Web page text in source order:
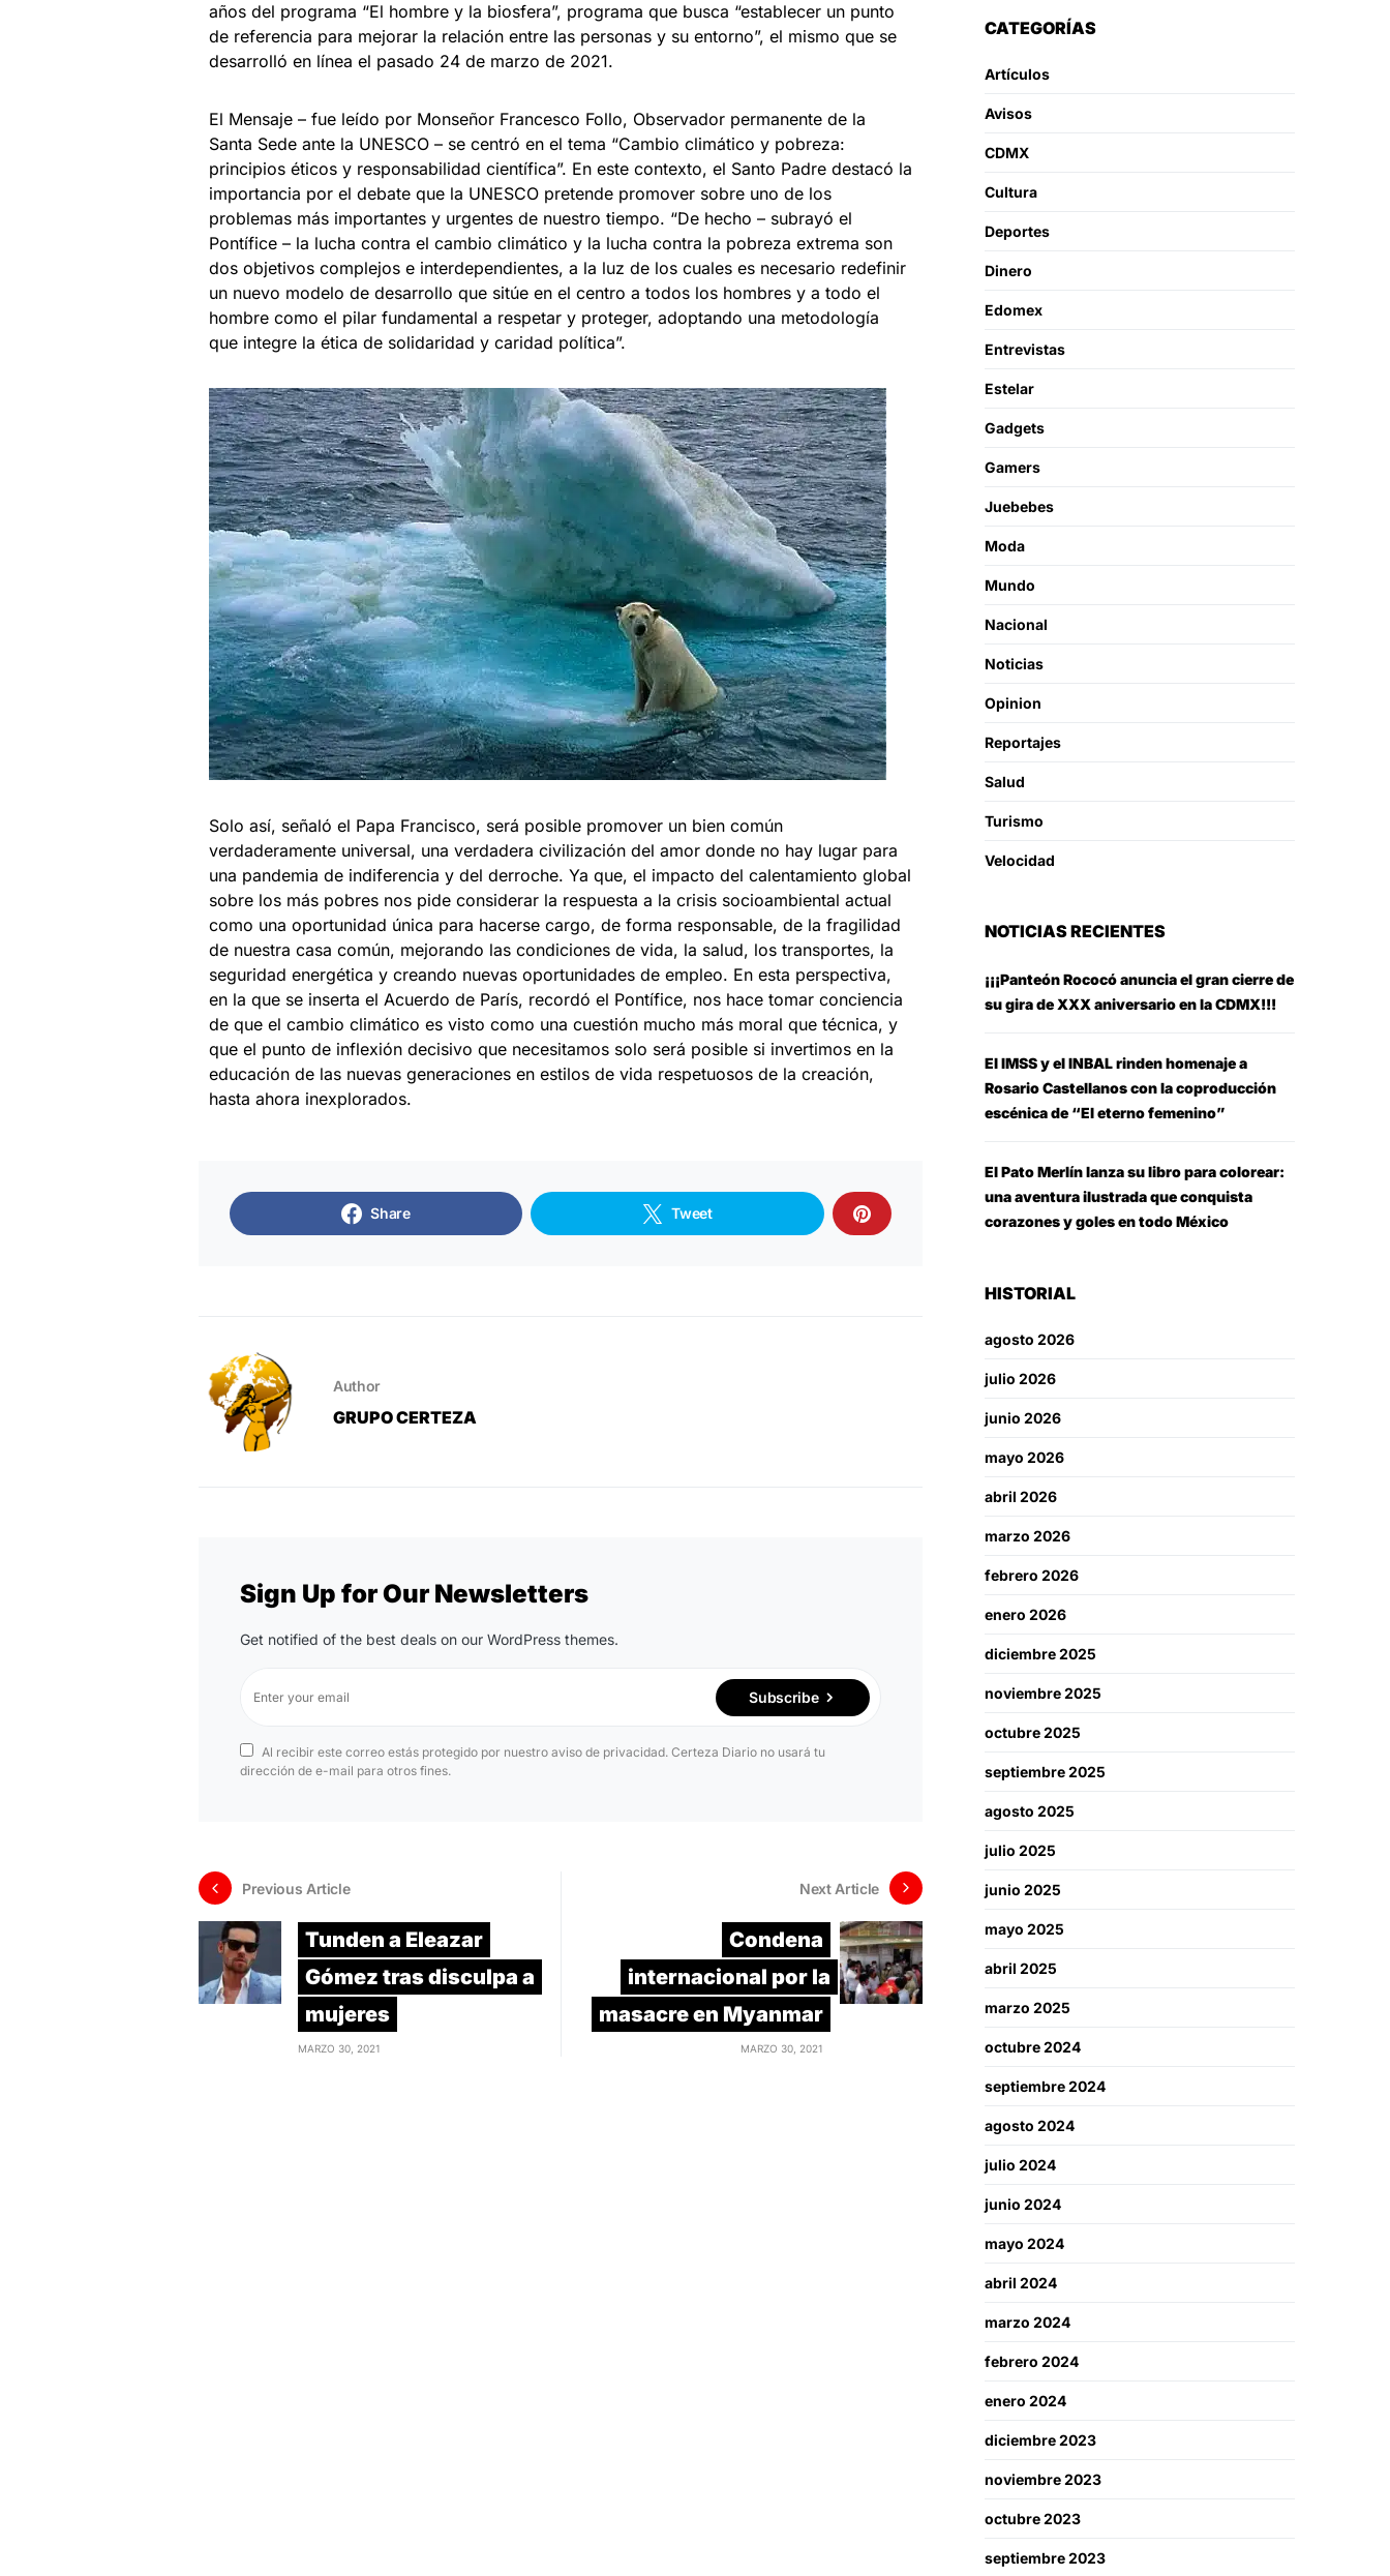
años del programa “El hombre y la biosfera”, programa que busca “establecer un punto
de referencia para mejorar la relación entre las personas y su entorno”, el mismo que se
desarrolló en línea el pasado 24 de marzo de 2021.
El Mensaje – fue leído por Monseñor Francesco Follo, Observador permanente de la
Santa Sede ante la UNESCO – se centró en el tema “Cambio climático y pobreza:
principios éticos y responsabilidad científica”. En este contexto, el Santo Padre destacó la
importancia por el debate que la UNESCO pretende promover sobre uno de los
problemas más importantes y urgentes de nuestro tiempo. “De hecho – subrayó el
Pontífice – la lucha contra el cambio climático y la lucha contra la pobreza extrema son
dos objetivos complejos e interdependientes, a la luz de los cuales es necesario redefinir
un nuevo modelo de desarrollo que sitúe en el centro a todos los hombres y a todo el
hombre como el pilar fundamental a respetar y proteger, adoptando una metodología
que integre la ética de solidaridad y caridad política”.
Solo así, señaló el Papa Francisco, será posible promover un bien común
verdaderamente universal, una verdadera civilización del amor donde no hay lugar para
una pandemia de indiferencia y del derroche. Ya que, el impacto del calentamiento global
sobre los más pobres nos pide considerar la respuesta a la crisis socioambiental actual
como una oportunidad única para hacerse cargo, de forma responsable, de la fragilidad
de nuestra casa común, mejorando las condiciones de vida, la salud, los transportes, la
seguridad energética y creando nuevas oportunidades de empleo. En esta perspectiva,
en la que se inserta el Acuerdo de París, recordó el Pontífice, nos hace tomar conciencia
de que el cambio climático es visto como una cuestión mucho más moral que técnica, y
que el punto de inflexión decisivo que necesitamos solo será posible si invertimos en la
educación de las nuevas generaciones en estilos de vida respetuosos de la creación,
hasta ahora inexplorados.
Share Tweet
Author
GRUPO CERTEZA
Sign Up for Our Newsletters
Get notified of the best deals on our WordPress themes.
Subscribe
Al recibir este correo estás protegido por nuestro aviso de privacidad. Certeza Diario no usará tu
dirección de e-mail para otros fines.
Previous Article
Tunden a Eleazar
Gómez tras disculpa a
mujeres
MARZO 30, 2021
Next Article
Condena
internacional por la
masacre en Myanmar
MARZO 30, 2021
CATEGORÍAS
Artículos
Avisos
CDMX
Cultura
Deportes
Dinero
Edomex
Entrevistas
Estelar
Gadgets
Gamers
Juebebes
Moda
Mundo
Nacional
Noticias
Opinion
Reportajes
Salud
Turismo
Velocidad
NOTICIAS RECIENTES
¡¡¡Panteón Rococó anuncia el gran cierre de
su gira de XXX aniversario en la CDMX!!!
El IMSS y el INBAL rinden homenaje a
Rosario Castellanos con la coproducción
escénica de “El eterno femenino”
El Pato Merlín lanza su libro para colorear:
una aventura ilustrada que conquista
corazones y goles en todo México
HISTORIAL
agosto 2026
julio 2026
junio 2026
mayo 2026
abril 2026
marzo 2026
febrero 2026
enero 2026
diciembre 2025
noviembre 2025
octubre 2025
septiembre 2025
agosto 2025
julio 2025
junio 2025
mayo 2025
abril 2025
marzo 2025
octubre 2024
septiembre 2024
agosto 2024
julio 2024
junio 2024
mayo 2024
abril 2024
marzo 2024
febrero 2024
enero 2024
diciembre 2023
noviembre 2023
octubre 2023
septiembre 2023